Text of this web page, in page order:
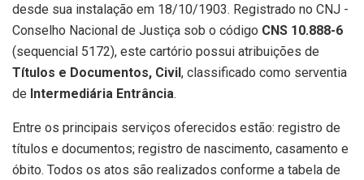
desde sua instalação em 18/10/1903. Registrado no CNJ -
Conselho Nacional de Justiça sob o código CNS 10.888-6
(sequencial 5172), este cartório possui atribuições de
Títulos e Documentos, Civil, classificado como serventia
de Intermediária Entrância.
Entre os principais serviços oferecidos estão: registro de
títulos e documentos; registro de nascimento, casamento e
óbito. Todos os atos são realizados conforme a tabela de